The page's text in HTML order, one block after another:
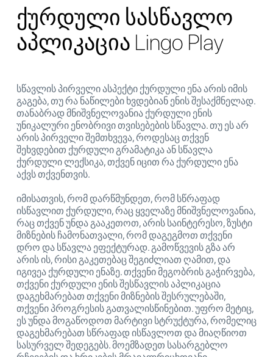
ქურდული სასწავლო
აპლიკაცია Lingo Play
სწავლის პირველი ასპექტი ქურდული ენა არის იმის
გაგება, თუ რა ნაწილები ხვდებიან ენის შესაქმნელად.
თანაბრად მნიშვნელოვანია ქურდული ენის
უნიკალური ენობრივი თვისებების სწავლა. თუ ეს არ
არის პირველი შემთხვევა, როდესაც თქვენ
შეხვდებით ქურდული გრამატიკა ან სწავლა
ქურდული ლექსიკა, თქვენ იცით რა ქურდული ენა
აქვს თქვენთვის.
იმისათვის, რომ დარწმუნდეთ, რომ სწრაფად
ისწავლით ქურდული, რაც ყველაზე მნიშვნელოვანია,
რაც თქვენ უნდა გააკეთოთ, არის საინტერესო, ზუსტი
მიზნების ჩამონათვალი, რომ დაგეგმოთ თქვენი
დრო და სწავლა ეფექტურად. გამოწვევის გზა არ
არის ის, რისი გაკეთებაც შეგიძლიათ ღამით, და
იგივეა ქურდული ენაზე. თქვენი მეგობრის გაჭირვება,
თქვენი ქურდული ენის შესწავლის აპლიკაცია
დაგეხმარებათ თქვენი მიზნების შესრულებაში,
თქვენი პროგრესის გათვალისწინებით. უფრო მეტიც,
ეს უნდა მოგაწოდოთ მარტივი სტრუქტურა, რომელიც
დაგეხმარებათ სწრაფად ისწავლოთ და მიაღწიოთ
სასურველ შედეგებს. მოემზადეთ სასარგებლო